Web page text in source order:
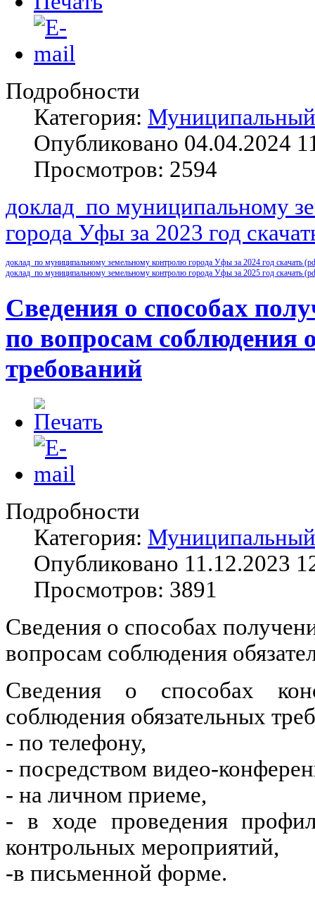
Подробности
Категория: Муниципальный
Опубликовано 04.04.2024
Просмотров: 2594
доклад по муниципальному
города Уфы за 2023 год
доклад по муниципальному земельному контролю города Уфы за 2024 год скачать
доклад по муниципальному земельному контролю города Уфы за 2025 год скачать
Сведения о способах
по вопросам соблюдения
требований
Подробности
Категория: Муниципальный
Опубликовано 11.12.2023
Просмотров: 3891
Сведения о способах
вопросам соблюдения
Сведения о способах
соблюдения обязательных
- по телефону,
- посредством видео-
- на личном приеме,
- в ходе проведения
контрольных мероприятий,
-в письменной форме.